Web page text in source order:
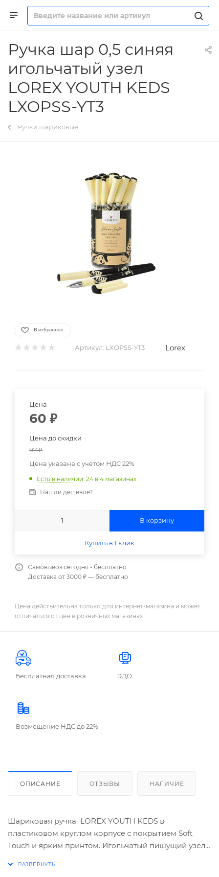
Ручка шар 0,5 синяя
игольчатый узел
LOREX YOUTH KEDS
LXOPSS-YT3
Ручки шариковые
В избранное
Артикул: LXOPSS-YT3 Lorex
Цена
60 ₽
Цена до скидки
97₽
Цена указана с учетом НДС 22%
Есть в наличии: 24 в 4 магазинах
Нашли дешевле?
В корзину
Купить в 1 клик
Самовывоз сегодня - бесплатно
Доставка от 3000 ₽ — бесплатно
Цена действительна только для интернет-магазина и может
отличаться от цен в розничных магазинах
Бесплатная доставка ЭДО
Возмещение НДС до 22%
ОПИСАНИЕ ОТЗЫВЫ НАЛИЧИЕ
Шариковая ручка LOREX YOUTH KEDS в
пластиковом круглом корпусе с покрытием Soft
Touch и ярким принтом. Игольчатый пишущий узел